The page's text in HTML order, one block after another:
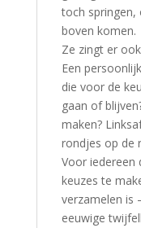
toch springen,
boven komen.
Ze zingt er
Een
die voor de
gaan of
maken?
rondjes op de
Voor iedereen
keuzes te
verzamelen is
eeuwige